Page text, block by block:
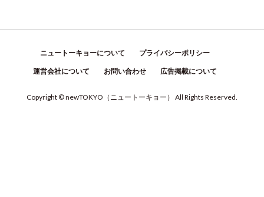
ニュートーキョーについて プライバシーポリシー
運営会社について お問い合わせ 広告掲載について
Copyright © newTOKYO （ ニュートーキョー ） All Rights Reserved.